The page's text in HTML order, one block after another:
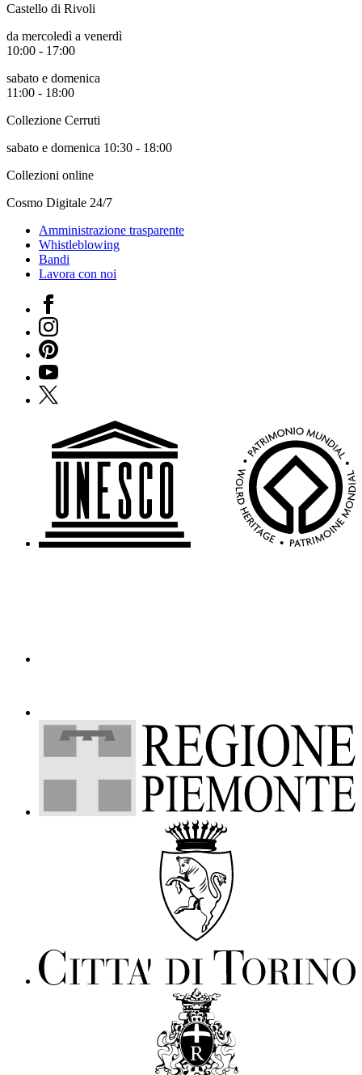
Castello di Rivoli
da mercoledì a venerdì
10:00 - 17:00
sabato e domenica
11:00 - 18:00
Collezione Cerruti
sabato e domenica 10:30 - 18:00
Collezioni online
Cosmo Digitale 24/7
Amministrazione trasparente
Whistleblowing
Bandi
Lavora con noi
Facebook
Instagram
Pinterest
YouTube
X